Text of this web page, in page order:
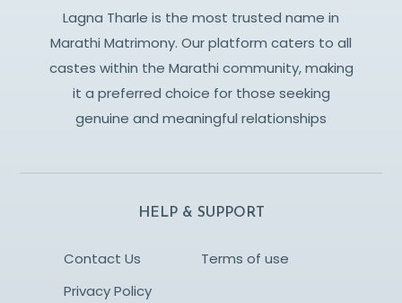
Lagna Tharle is the most trusted name in
Marathi Matrimony. Our platform caters to all
castes within the Marathi community, making
it a preferred choice for those seeking
genuine and meaningful relationships
HELP & SUPPORT
Contact Us
Terms of use
Privacy Policy